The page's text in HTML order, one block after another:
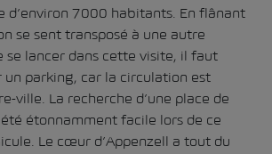
d’environ 7000 habitants. En flânant
se sent transposé à une autre
se lancer dans cette visite, il faut
un parking, car la circulation est
ville. La recherche d’une place de
étonnamment facile lors de ce
Le cœur d’Appenzell a tout du